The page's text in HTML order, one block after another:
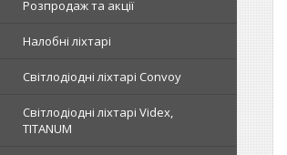
Розпродаж та акції
Налобні ліхтарі
Світлодіодні ліхтарі Convoy
Світлодіодні ліхтарі Videx,
TITANUM